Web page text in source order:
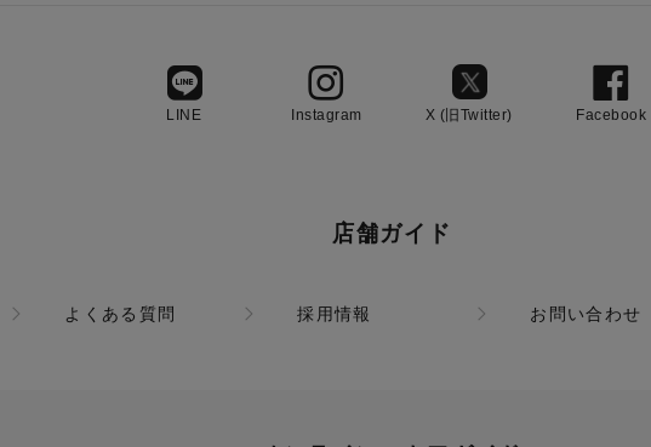
LINE Instagram X (旧Twitter) Facebook
店舗ガイド
よくある質問 採用情報 お問い合わせ